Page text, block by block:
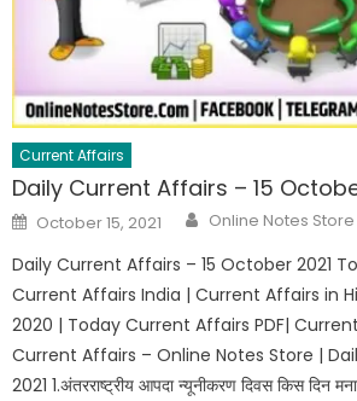
Current Affairs
Daily Current Affairs – 15
October 15, 2021 Online Notes Store
Daily Current Affairs – 15 October 2021
Current Affairs India | Current Affairs in
2020 | Today Current Affairs PDF|
Current Affairs – Online Notes Store |
2021 1.अंतरराष्ट्रीय आपदा न्यूनीकरण दिवस किस दिन